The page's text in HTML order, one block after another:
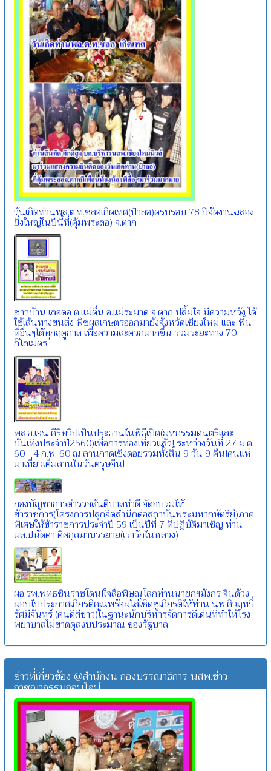
วันเกิดท่านพล.ต.ท.ชลอเกิดเทศ(ป๋าลอ)ครบรอบ 78 ปีจัดงานฉลอง
ยิ่งใหญ่ในปีนี้ที่(คุ้มพระลอ) จ.ตาก
ชาวบ้าน เลอตอ ต.แม่ตื่น อ.แม่ระมาด จ.ตาก ปลื้มใจ มีความหวัง ได้
ใช้เส้นทางขนส่ง พืชผลเกษตรออกมายังจังหวัดเชียงใหม่ และ พื้น
ที่อื่นๆได้ทุกฤดูกาล เพื่อความสะดวกมากขึ้น รวมระยะทาง 70
กิโลเมตร
พล.อ.เจน คีรีทวีปเป็นประธานในพิธีเปิด(มหกรรมดนตรีและ
บันเทิงประจำปี2560)เพื่อการท่องเที่ยวแล้ว! ระหว่างวันที่ 27 ม.ค.
60 - 4 ก.พ. 60 ณ.ลานกาดเชิงดอยรวมทั้งสิ้น 9 วัน 9 คืน!คนแห่
มาเที่ยวเต็มลานในวันตรุษจีน!
กองบัญชาการตำรวจสันติบาลทำดี จัดอบรมให้
ข้าราชการ(โครงการปลุกจิตสำนึกต่อสถาบันพระมหากษัตริย์)ภาค
พิเศษให้ข้าราชการประจำปี 59 เป็นปีที่ 7 ที่ปฎิบัติมาเชิญ ท่าน
มล.ปนัดดา ดิศกุลมาบรรยาย(เรารักในหลวง)
ผอ.รพ.พุทธชินราชโดน!ใจสื่อพิษณุโลกท่านนายกฯมังกร จีนด้วง
มอบใบประกาศเกียรติคุณพร้อมโล่เชิดชูเกียรติให้ท่าน นพ.ศิวฤทธิ์
รัศมีจันทร์ (คนดีสีขาว)ในฐานะนักบริหารจัดการดีเด่นที่ทำให้โรง
พยาบาลไม่ขาดดุลงบประมาณ ของรัฐบาล
ข่าวที่เกี่ยวข้อง @สำนักงน กองบรรณาธิการ นสพ.ข่าว
อาชญากรรมออนไลน์